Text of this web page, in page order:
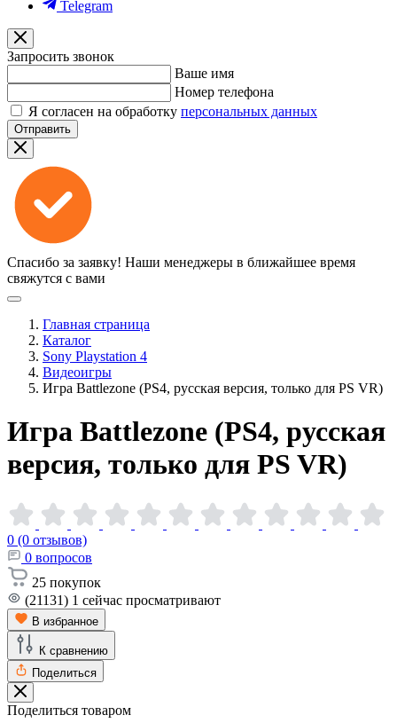
Telegram
Запросить звонок
Ваше имя
Номер телефона
Я согласен на обработку персональных данных
Отправить
Спасибо за заявку! Наши менеджеры в ближайшее время
свяжутся с вами
Главная страница
Каталог
Sony Playstation 4
Видеоигры
Игра Battlezone (PS4, русская версия, только для PS VR)
Игра Battlezone (PS4, русская
версия, только для PS VR)
0 (0 отзывов)
0 вопросов
25 покупок
(21131) 1 сейчас просматривают
В избранное
К сравнению
Поделиться
Поделиться товаром